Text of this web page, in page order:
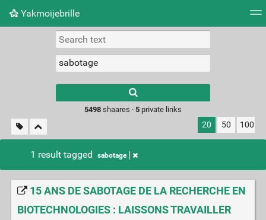
Yakmoijebrille
Picture wall
results.
5498shaares · 5private links
20 50 100
1 result tagged sabotage
15 ANS DE SABOTAGE DE LA RECHERCHE EN
BIOTECHNOLOGIES : LAISSONS TRAVAILLER